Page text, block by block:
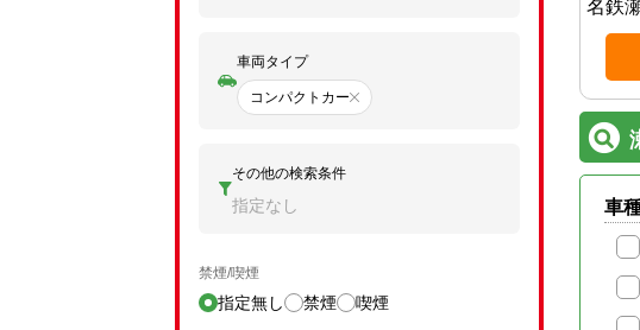
名鉄
車
車両タイプ
コンパクトカー
その他の検索条件
指定なし
禁煙/喫煙
指定無し 禁煙 喫煙